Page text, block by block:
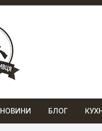
НОВИНИ БЛОГ